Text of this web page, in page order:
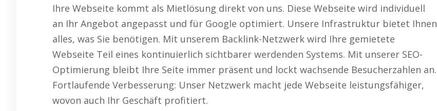
Ihre Webseite kommt als Mietlösung direkt von uns. Diese Webseite wird individuell
an Ihr Angebot angepasst und für Google optimiert. Unsere Infrastruktur bietet Ihnen
alles, was Sie benötigen. Mit unserem Backlink-Netzwerk wird Ihre gemietete
Webseite Teil eines kontinuierlich sichtbarer werdenden Systems. Mit unserer SEO-
Optimierung bleibt Ihre Seite immer präsent und lockt wachsende Besucherzahlen an.
Fortlaufende Verbesserung: Unser Netzwerk macht jede Webseite leistungsfähiger,
wovon auch Ihr Geschäft profitiert.